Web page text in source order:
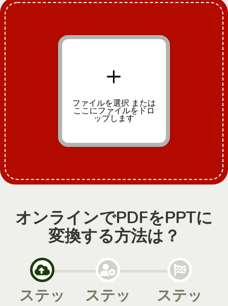
+
ファイルを選択 または
ここにファイルをドロ
ップします
オンラインでPDFをPPTに
変換する方法は？
ステッ
ステッ
ステッ